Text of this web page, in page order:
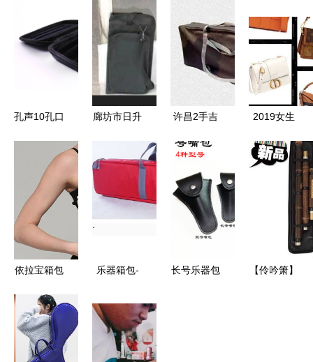
孔声10孔口
只 7支口琴
24套装包
乐器包蓝调
布鲁斯十孔
适用 十孔
套装包【7
廊坊市日升
企业库-
许昌2手吉
2019女生
包包大公
开,昆凌 孙
芸芸 隋棠
等人都喜爱
依拉宝箱包
依拉宝箱包
店铺装修图
片
乐器箱包-
香车树【热
卖爆迷彩吉
他包】电吉
长号乐器包
【伶吟箫】